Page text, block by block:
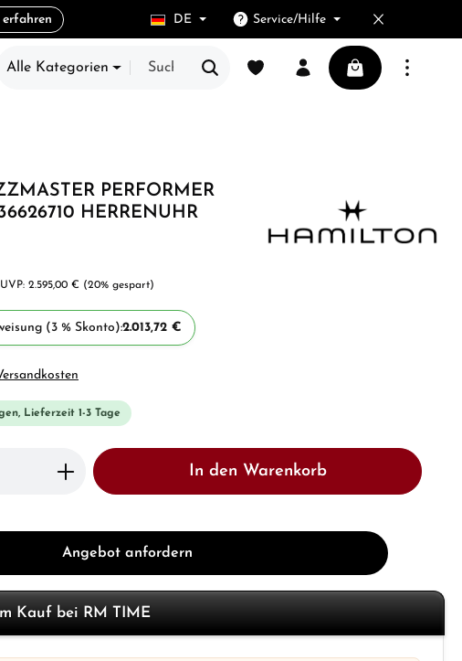
erfahren DE Service/Hilfe
SALE
Alle Kategorien
Du hast 0 Produkte auf dem
Warenkorb
PERFORMER
HERRENUHR
2.595,00 € (20% gespart)
(3 % Skonto):2.013,72 €
Lieferzeit 1-3 Tage
Gib den gewünschten Wert ein oder
In den Warenkorb
Angebot anfordern
Kauf bei RM TIME